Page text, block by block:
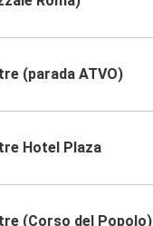
(parada ATVO)
Hotel Plaza
(Corso del Popolo)